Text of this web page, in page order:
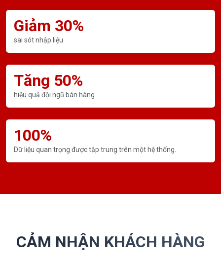
Giảm 30%
sai sót nhập liệu
Tăng 50%
hiệu quả đội ngũ bán hàng
100%
Dữ liệu quan trọng được tập trung trên một hệ thống.
CẢM NHẬN KHÁCH HÀNG